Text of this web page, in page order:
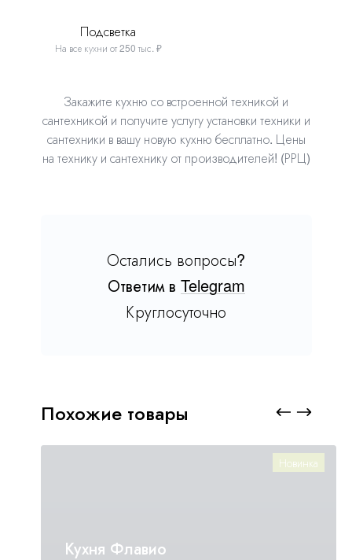
Подсветка
На все кухни от 250 тыс. ₽
Закажите кухню со встроенной техникой и
сантехникой и получите услугу установки техники и
сантехники в вашу новую кухню бесплатно. Цены
на технику и сантехнику от производителей! (РРЦ)
Остались вопросы?
Ответим в Telegram
Круглосуточно
Похожие товары
Новинка
Кухня Флавио